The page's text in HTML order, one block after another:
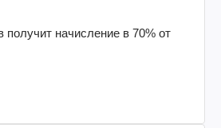
получит начисление в 70% от